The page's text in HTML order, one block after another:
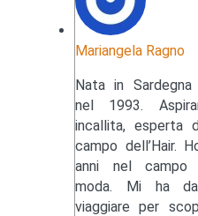
Mariangela Ragno
Nata in
nel 1993.
incallita, esperta
campo dell’Hair.
anni nel campo
moda. Mi ha da
viaggiare per